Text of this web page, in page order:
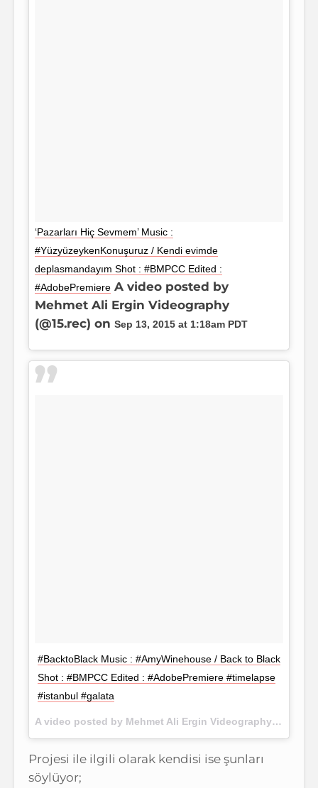
‘Pazarları Hiç Sevmem’ Music :
#YüzyüzeykenKonuşuruz / Kendi evimde
deplasmandayım Shot : #BMPCC Edited :
#AdobePremiere A video posted by
Mehmet Ali Ergin Videography
(@15.rec) on Sep 13, 2015 at 1:18am PDT
#BacktoBlack Music : #AmyWinehouse / Back to Black
Shot : #BMPCC Edited : #AdobePremiere #timelapse
#istanbul #galata
A video posted by Mehmet Ali Ergin Videography (@15.rec) on
Projesi ile ilgili olarak kendisi ise şunları
söylüyor;